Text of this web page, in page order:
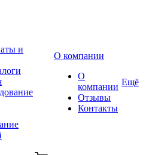
и
О компании
О
компании
Отзывы
Контакты
Ещё